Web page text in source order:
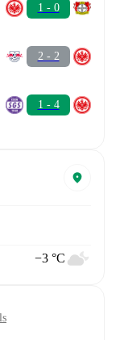
1 - 0
2 - 2
1 - 4
−3 °C